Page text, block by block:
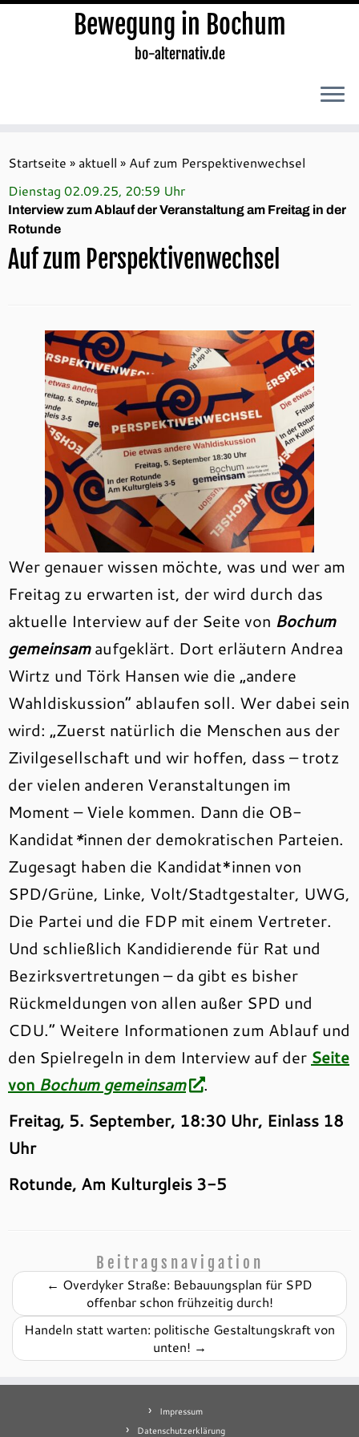
Inhalt
springen
Bewegung in Bochum
bo-alternativ.de
Startseite » aktuell » Auf zum Perspektivenwechsel
Dienstag 02.09.25, 20:59 Uhr
Interview zum Ablauf der Veranstaltung am Freitag in der
Rotunde
Auf zum Perspektivenwechsel
Wer genauer wissen möchte, was und wer am
Freitag zu erwarten ist, der wird durch das
aktuelle Interview auf der Seite von Bochum
gemeinsamaufgeklärt. Dort erläutern Andrea
Wirtz und Törk Hansen wie die „andere
Wahldiskussion“ ablaufen soll. Wer dabei sein
wird: „Zuerst natürlich die Menschen aus der
Zivilgesellschaft und wir hoffen, dass – trotz
der vielen anderen Veranstaltungen im
Moment – Viele kommen. Dann die OB-
Kandidat*innen der demokratischen Parteien.
Zugesagt haben die Kandidat*innen von
SPD/Grüne, Linke, Volt/Stadtgestalter, UWG,
Die Partei und die FDP mit einem Vertreter.
Und schließlich Kandidierende für Rat und
Bezirksvertretungen – da gibt es bisher
Rückmeldungen von allen außer SPD und
CDU.“ Weitere Informationen zum Ablauf und
den Spielregeln in dem Interview auf der Seite
von Bochum gemeinsam
.
Freitag, 5. September, 18:30 Uhr, Einlass 18
Uhr
Rotunde, Am Kulturgleis 3-5
Beitragsnavigation
← Overdyker Straße: Bebauungsplan für SPD
offenbar schon frühzeitig durch!
Handeln statt warten: politische Gestaltungskraft von
unten! →
Impressum
Datenschutzerklärung